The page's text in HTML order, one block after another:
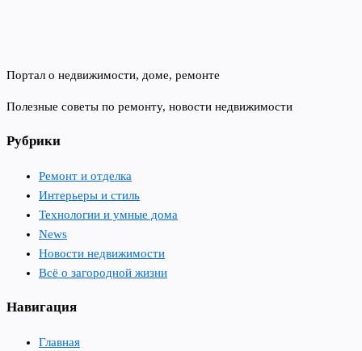
Портал о недвижимости, доме, ремонте
Полезные советы по ремонту, новости недвижимости
Рубрики
Ремонт и отделка
Интерьеры и стиль
Технологии и умные дома
News
Новости недвижимости
Всё о загородной жизни
Навигация
Главная